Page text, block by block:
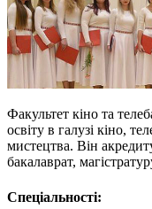
Факультет кіно та
освіту в галузі кіно,
мистецтва. Він
бакалаврат,
Спеціальності: